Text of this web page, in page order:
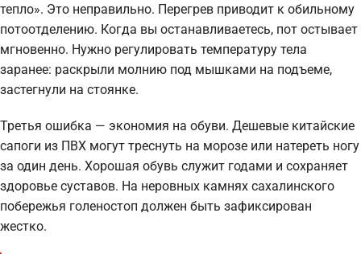
тепло». Это неправильно. Перегрев приводит к обильному
потоотделению. Когда вы останавливаетесь, пот остывает
мгновенно. Нужно регулировать температуру тела
заранее: раскрыли молнию под мышками на подъеме,
застегнули на стоянке.
Третья ошибка — экономия на обуви. Дешевые китайские
сапоги из ПВХ могут треснуть на морозе или натереть ногу
за один день. Хорошая обувь служит годами и сохраняет
здоровье суставов. На неровных камнях сахалинского
побережья голеностоп должен быть зафиксирован
жестко.